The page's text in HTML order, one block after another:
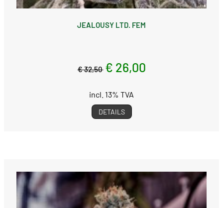
JEALOUSY LTD. FEM
€ 32,50 € 26,00
incl. 13% TVA
DETAILS